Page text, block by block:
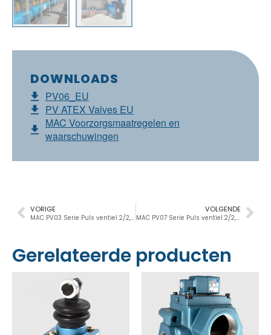
DOWNLOADS
PV06_EU
PV ATEX Valves EU
MAC Voorzorgsmaatregelen en
waarschuwingen
VOLGENDE
VORIGE
Gerelateerde producten